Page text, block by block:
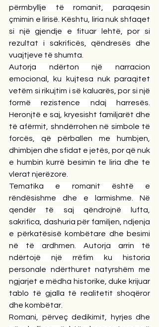
përmbyllje të romanit, paraqesin
çmimin e lirisë. Kështu, liria nuk shfaqet
si një gjendje e fituar lehtë, por si
rezultat i sakrificës, qëndresës dhe
vuajtjeve të shumta.
Autorja ndërton një narracion
emocional, ku kujtesa nuk paraqitet
vetëm si rikujtim i së kaluarës, por si një
formë rezistence ndaj harresës.
Heronjtë e saj, kryesisht familjarët dhe
të afërmit, shndërrohen në simbole të
forcës, që përballen me humbjen,
dhimbjen dhe sfidat e jetës, por që nuk
e humbin kurrë besimin te liria dhe te
vlerat njerëzore.
Tematika e romanit është e
rëndësishme dhe e larmishme. Në
qendër të saj qëndrojnë lufta,
sakrifica, dashuria për familjen, ndjenja
e përkatësisë kombëtare dhe besimi
në të ardhmen. Autorja arrin të
ndërtojë një rrëfim ku historia
personale ndërthuret natyrshëm me
ngjarjet e mëdha historike, duke krijuar
tablo të gjalla të realitetit shoqëror
dhe kombëtar.
Romani, përveç dedikimit, hyrjes dhe